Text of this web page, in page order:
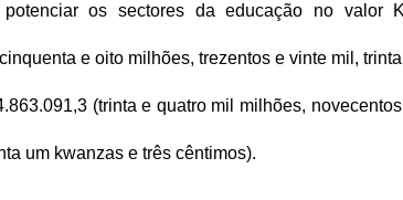
os sectores da educação no valor
e oito milhões, trezentos e vinte mil,
(trinta e quatro mil milhões,
um kwanzas e três cêntimos).